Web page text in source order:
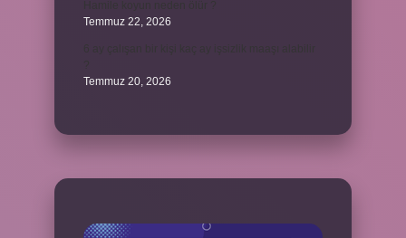
Temmuz 22, 2026
Temmuz 20, 2026